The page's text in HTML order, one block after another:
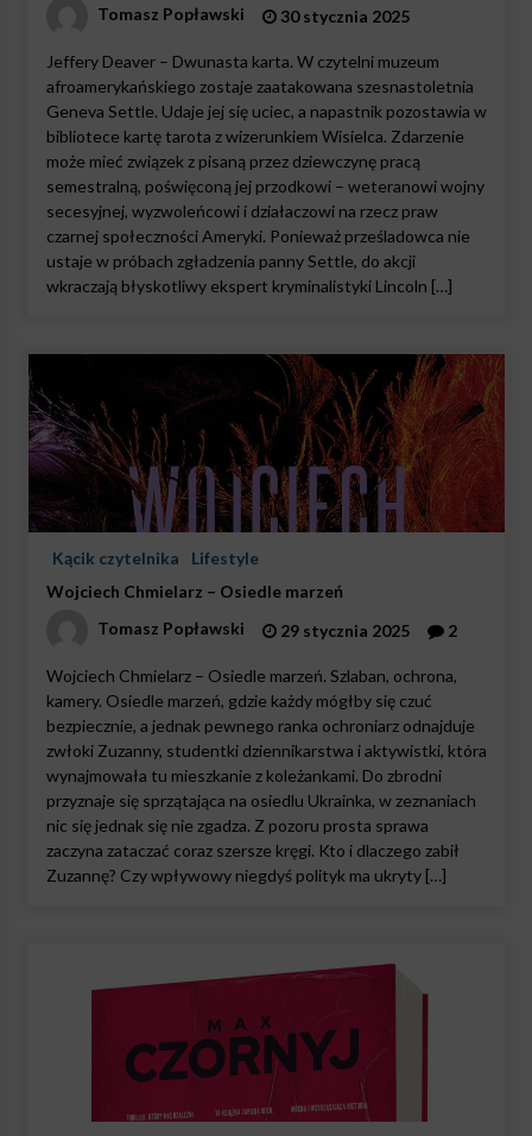
Tomasz Popławski 30 stycznia 2025
Jeffery Deaver – Dwunasta karta. W czytelni muzeum
afroamerykańskiego zostaje zaatakowana szesnastoletnia
Geneva Settle. Udaje jej się uciec, a napastnik pozostawia w
bibliotece kartę tarota z wizerunkiem Wisielca. Zdarzenie
może mieć związek z pisaną przez dziewczynę pracą
semestralną, poświęconą jej przodkowi – weteranowi wojny
secesyjnej, wyzwoleńcowi i działaczowi na rzecz praw
czarnej społeczności Ameryki. Ponieważ prześladowca nie
ustaje w próbach zgładzenia panny Settle, do akcji
wkraczają błyskotliwy ekspert kryminalistyki Lincoln […]
Kącik czytelnika
Lifestyle
Wojciech Chmielarz – Osiedle marzeń
Tomasz Popławski
29 stycznia 2025 2
Wojciech Chmielarz – Osiedle marzeń. Szlaban, ochrona,
kamery. Osiedle marzeń, gdzie każdy mógłby się czuć
bezpiecznie, a jednak pewnego ranka ochroniarz odnajduje
zwłoki Zuzanny, studentki dziennikarstwa i aktywistki, która
wynajmowała tu mieszkanie z koleżankami. Do zbrodni
przyznaje się sprzątająca na osiedlu Ukrainka, w zeznaniach
nic się jednak się nie zgadza. Z pozoru prosta sprawa
zaczyna zataczać coraz szersze kręgi. Kto i dlaczego zabił
Zuzannę? Czy wpływowy niegdyś polityk ma ukryty […]